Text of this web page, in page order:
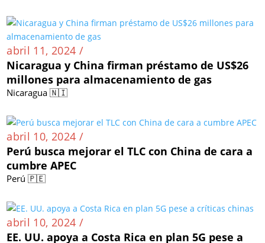
abril 11, 2024 /
Nicaragua y China firman préstamo de US$26
millones para almacenamiento de gas
Nicaragua 🇳🇮
abril 10, 2024 /
Perú busca mejorar el TLC con China de cara a
cumbre APEC
Perú 🇵🇪
abril 10, 2024 /
EE. UU. apoya a Costa Rica en plan 5G pese a